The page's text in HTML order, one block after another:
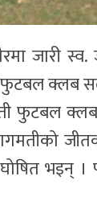
जारी
क्लब
फुटबल
भइन्